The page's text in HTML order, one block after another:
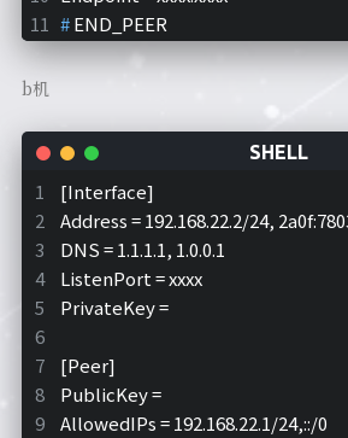
# END_PEER
b机
[Interface]
Address = 192.168.22.2/24,
DNS = 1.1.1.1, 1.0.0.1
ListenPort = xxxx
PrivateKey =
[Peer]
PublicKey =
AllowedIPs = 192.168.22.1/24,::/0